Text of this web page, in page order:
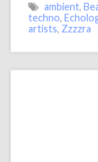
ambient,
techno,
artists, Zzzzra